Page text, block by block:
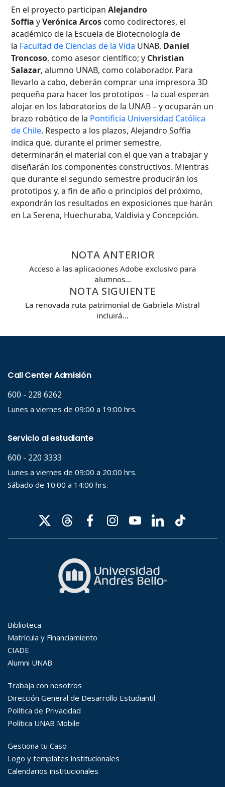
En el proyecto participanAlejandro
Soffia yVerónica Arcos como codirectores, el
académico de la Escuela de Biotecnología de
la Facultad de Ciencias de la Vida UNAB, Daniel
Troncoso, como asesor científico; y Christian
Salazar, alumno UNAB, como colaborador. Para
llevarlo a cabo, deberán comprar una impresora 3D
pequeña para hacer los prototipos – la cual esperan
alojar en los laboratorios de la UNAB – y ocuparán un
brazo robótico de la Pontificia Universidad Católica
de Chile. Respecto a los plazos, Alejandro Soffia
indica que, durante el primer semestre,
determinarán el material con el que van a trabajar y
diseñarán los componentes constructivos. Mientras
que durante el segundo semestre producirán los
prototipos y, a fin de año o principios del próximo,
expondrán los resultados en exposiciones que harán
en La Serena, Huechuraba, Valdivia y Concepción.
NOTA ANTERIOR
Acceso a las aplicaciones Adobe exclusivo para
alumnos…
NOTA SIGUIENTE
La renovada ruta patrimonial de Gabriela Mistral
incluirá…
Hasta...